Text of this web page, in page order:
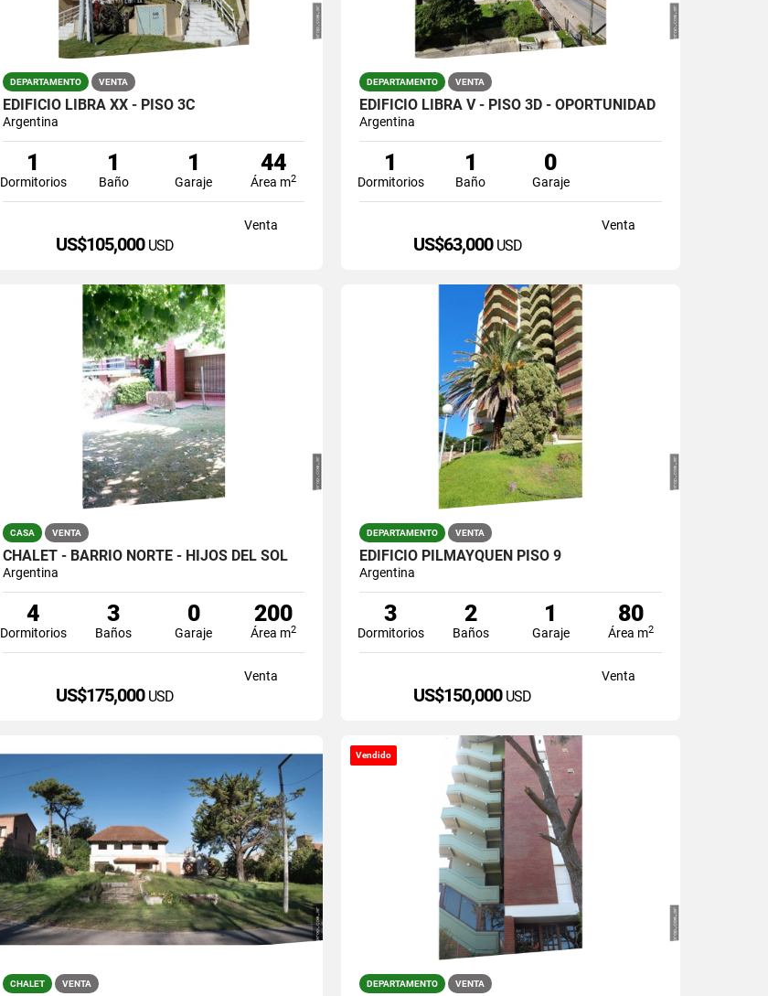
DEPARTAMENTO VENTA
EDIFICIO LIBRA XX - PISO 3C
Argentina
1
Dormitorios
1
Baño
1
Garaje
44
Área m2
Venta
US$105,000 USD
DEPARTAMENTO VENTA
EDIFICIO LIBRA V - PISO 3D - OPORTUNIDAD
Argentina
1
Dormitorios
1
Baño
0
Garaje
Venta
US$63,000 USD
CASA VENTA
CHALET - BARRIO NORTE - HIJOS DEL SOL
Argentina
4
Dormitorios
3
Baños
0
Garaje
200
Área m2
Venta
US$175,000 USD
DEPARTAMENTO VENTA
EDIFICIO PILMAYQUEN PISO 9
Argentina
3
Dormitorios
2
Baños
1
Garaje
80
Área m2
Venta
US$150,000 USD
CHALET VENTA
Vendido
DEPARTAMENTO VENTA